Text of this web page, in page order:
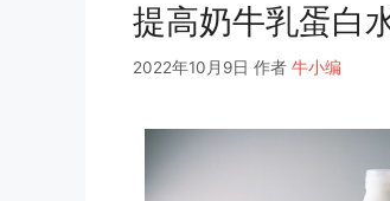
提高奶牛乳蛋白
2022年10月9日 作者 牛小编